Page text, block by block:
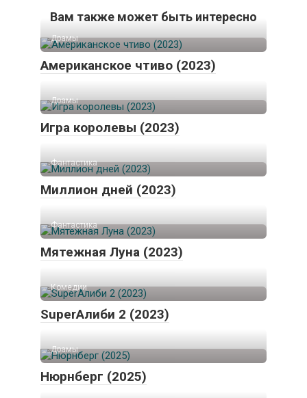
Вам также может быть интересно
Драмы
Американское чтиво (2023)
Драмы
Игра королевы (2023)
Фантастика
Миллион дней (2023)
Фантастика
Мятежная Луна (2023)
Комедии
SuperАлиби 2 (2023)
Драмы
Нюрнберг (2025)